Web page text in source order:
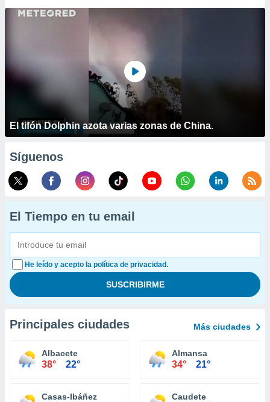
El tifón Dolphin azota varias zonas de China.
Síguenos
El Tiempo en tu email
He leído y acepto la política de privacidad.
Principales ciudades Más ciudades
Albacete
38° 22°
Almansa
34° 21°
Casas-Ibáñez Caudete